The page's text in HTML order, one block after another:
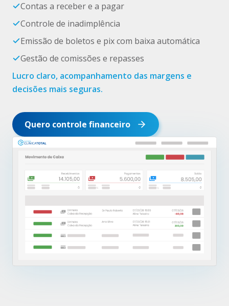
Contas a receber e a pagar
Controle de inadimplência
Emissão de boletos e pix com baixa automática
Gestão de comissões e repasses
Lucro claro, acompanhamento das margens e
decisões mais seguras.
Quero controle financeiro